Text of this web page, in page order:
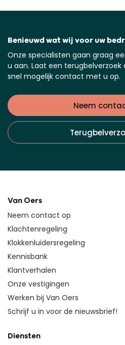
Benieuwd wat wij voor uw
Onze specialisten gaan graag
u aan. Laat een
snel mogelijk contact met u op.
Neem
Van Oers
Neem contact op
Klachtenregeling
Klokkenluidersregeling
Kennisbank
Klantverhalen
Onze vestigingen
Werken bij Van Oers
Schrijf u in voor de nieuwsbrief!
Diensten